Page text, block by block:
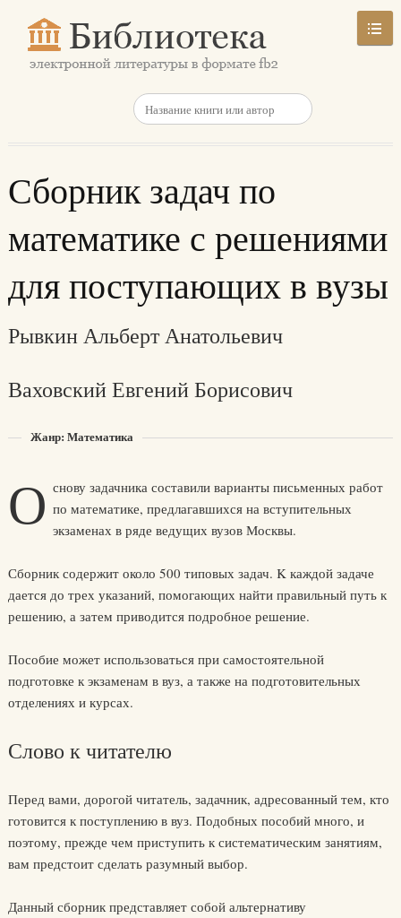
Сборник задач по
математике с решениями
для поступающих в вузы
Рывкин Альберт Анатольевич
Ваховский Евгений Борисович
Жанр: Математика
О снову задачника составили варианты письменных работ
по математике, предлагавшихся на вступительных
экзаменах в ряде ведущих вузов Москвы.
Сборник содержит около 500 типовых задач. K каждой задаче
дается до трех указаний, помогающих найти правильный путь к
решению, а затем приводится подробное решение.
Пособие может использоваться при самостоятельной
подготовке к экзаменам в вуз, а также на подготовительных
отделениях и курсах.
Слово к читателю
Перед вами, дорогой читатель, задачник, адресованный тем, кто
готовится к поступлению в вуз. Подобных пособий много, и
поэтому, прежде чем приступить к систематическим занятиям,
вам предстоит сделать разумный выбор.
Данный сборник представляет собой альтернативу